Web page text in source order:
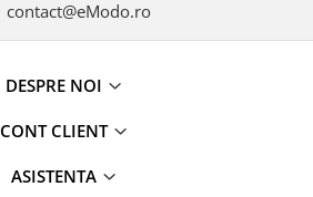
contact@eModo.ro
DESPRE NOI
CONT CLIENT
ASISTENTA